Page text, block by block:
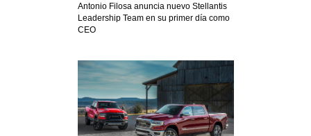
Antonio Filosa anuncia nuevo Stellantis
Leadership Team en su primer día como
CEO